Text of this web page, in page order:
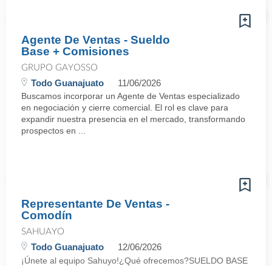
Agente De Ventas - Sueldo
Base + Comisiones
GRUPO GAYOSSO
Todo Guanajuato 11/06/2026
Buscamos incorporar un Agente de Ventas especializado
en negociación y cierre comercial. El rol es clave para
expandir nuestra presencia en el mercado, transformando
prospectos en ...
Representante De Ventas -
Comodín
SAHUAYO
Todo Guanajuato 12/06/2026
¡Únete al equipo Sahuyo!¿Qué ofrecemos?SUELDO BASE